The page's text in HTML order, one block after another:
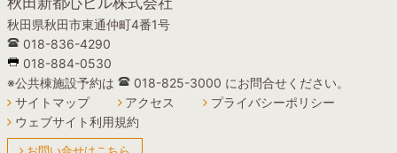
秋田県秋田市東通仲町4番1号
018-836-4290
018-884-0530
※公共棟施設予約は
018-825-3000 にお問合せください。
サイトマップ
アクセス
プライバシーポリシー
ウェブサイト利用規約